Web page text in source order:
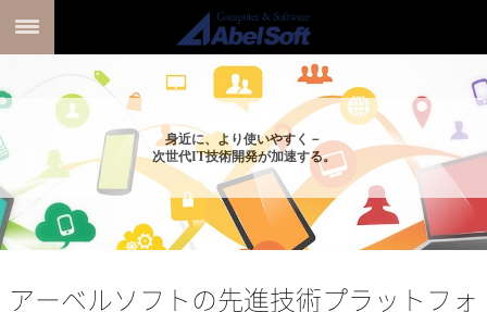
身近に、より使いやすく－
次世代IT技術開発が加速する。
アーベルソフトの先進技術プラットフォ